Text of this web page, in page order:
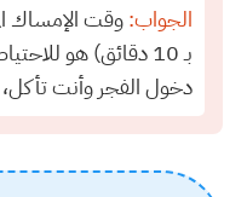
الجواب:وقت الإمساك
بـ 10 دقائق) هو
دخول الفجر وأنت